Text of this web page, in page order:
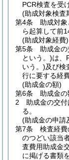
PCR検査を受
(助成対象検査
第4条
助成対
ら起算して前
(助成対象経費)
第5条
助成金
という。)は、
いう。)及び検
行に要する経
(助成金の額)
第6条
助成金の
2
助成金の交
る。
(助成金の申請
第7条
検査経
のつどい該当
査費用助成金
に掲げる書類